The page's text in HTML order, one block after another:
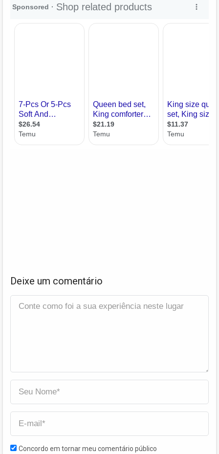
Deixe um comentário
Concordo em tornar meu comentário público